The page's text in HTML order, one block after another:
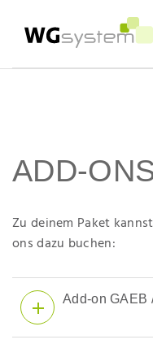
ADD-
Zu deinem Paket
ons dazu buchen:
Add-on GAEB